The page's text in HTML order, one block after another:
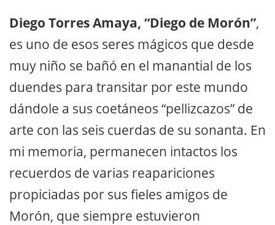
Diego Torres Amaya, “Diego de Morón”,
es uno de esos seres mágicos que desde
muy niño se bañó en el manantial de los
duendes para transitar por este mundo
dándole a sus coetáneos “pellizcazos” de
arte con las seis cuerdas de su sonanta. En
mi memoria, permanecen intactos los
recuerdos de varias reapariciones
propiciadas por sus fieles amigos de
Morón, que siempre estuvieron